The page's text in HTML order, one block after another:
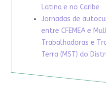
Latina e no Caribe
Jornadas de
entre CFEMEA e
Trabalhadoras e
Terra (MST) do